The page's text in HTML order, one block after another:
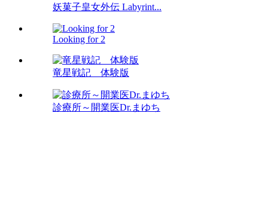
妖菓子皇女外伝 Labyrint...
Looking for 2
竜星戦記 体験版
診療所～開業医Dr.まゆち